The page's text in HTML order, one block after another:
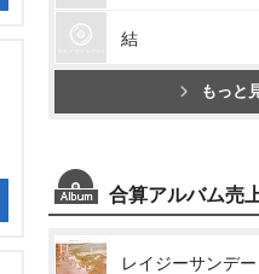
結
もっと
合算アルバム売
レイジーサンデー